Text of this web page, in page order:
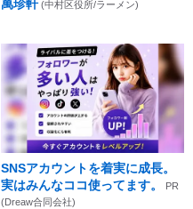
萬珍軒 (中村区役所/ラーメン)
SNSアカウントを着実に成長。
実はみんなココ使ってます。
PR
(Dreaw合同会社)